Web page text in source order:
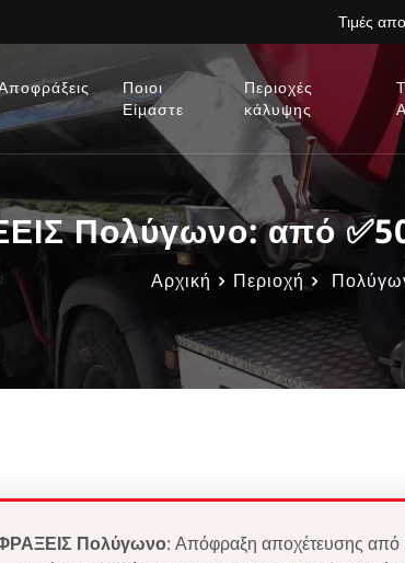
Τιμές
Ποιοι
Είμαστε
Περιοχές
κάλυψης
Πολύγωνο: από
Αρχική Περιοχή
Πολύγωνο: Απόφραξη αποχέτευσης